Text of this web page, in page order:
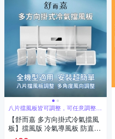
八片擋風板皆可調整，可任意調整適
合角度
【舒而嘉 多方向掛式冷氣擋風
板】擋風版 冷氣導風板 防直吹
遮風 空調 擋板 出風口擋板 防